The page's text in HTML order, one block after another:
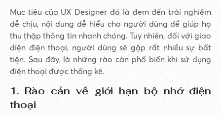
Mục tiêu của UX Designer đó là đem đến trải nghiệm
dễ chịu, nội dung dễ hiểu cho người dùng để giúp họ
thu thập thông tin nhanh chóng. Tuy nhiên, đối với giao
diện điện thoại, người dùng sẽ gặp rất nhiều sự bất
tiện. Sau đây, là những rào cản phổ biến khi sử dụng
điện thoại được thống kê.
1. Rào cản về giới hạn bộ nhớ điện
thoại